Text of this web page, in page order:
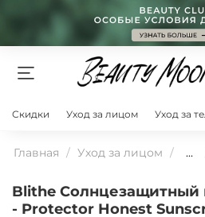
Скидки Уход за лицом Уход за
Главная Уход за лицом ...
Blithe Солнцезащитный
- Protector Honest